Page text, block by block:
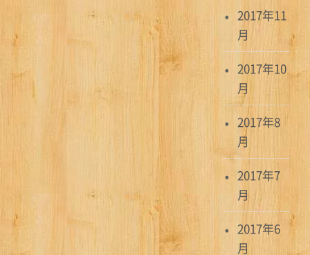
2017年11
月
2017年10
月
2017年8
月
2017年7
月
2017年6
月